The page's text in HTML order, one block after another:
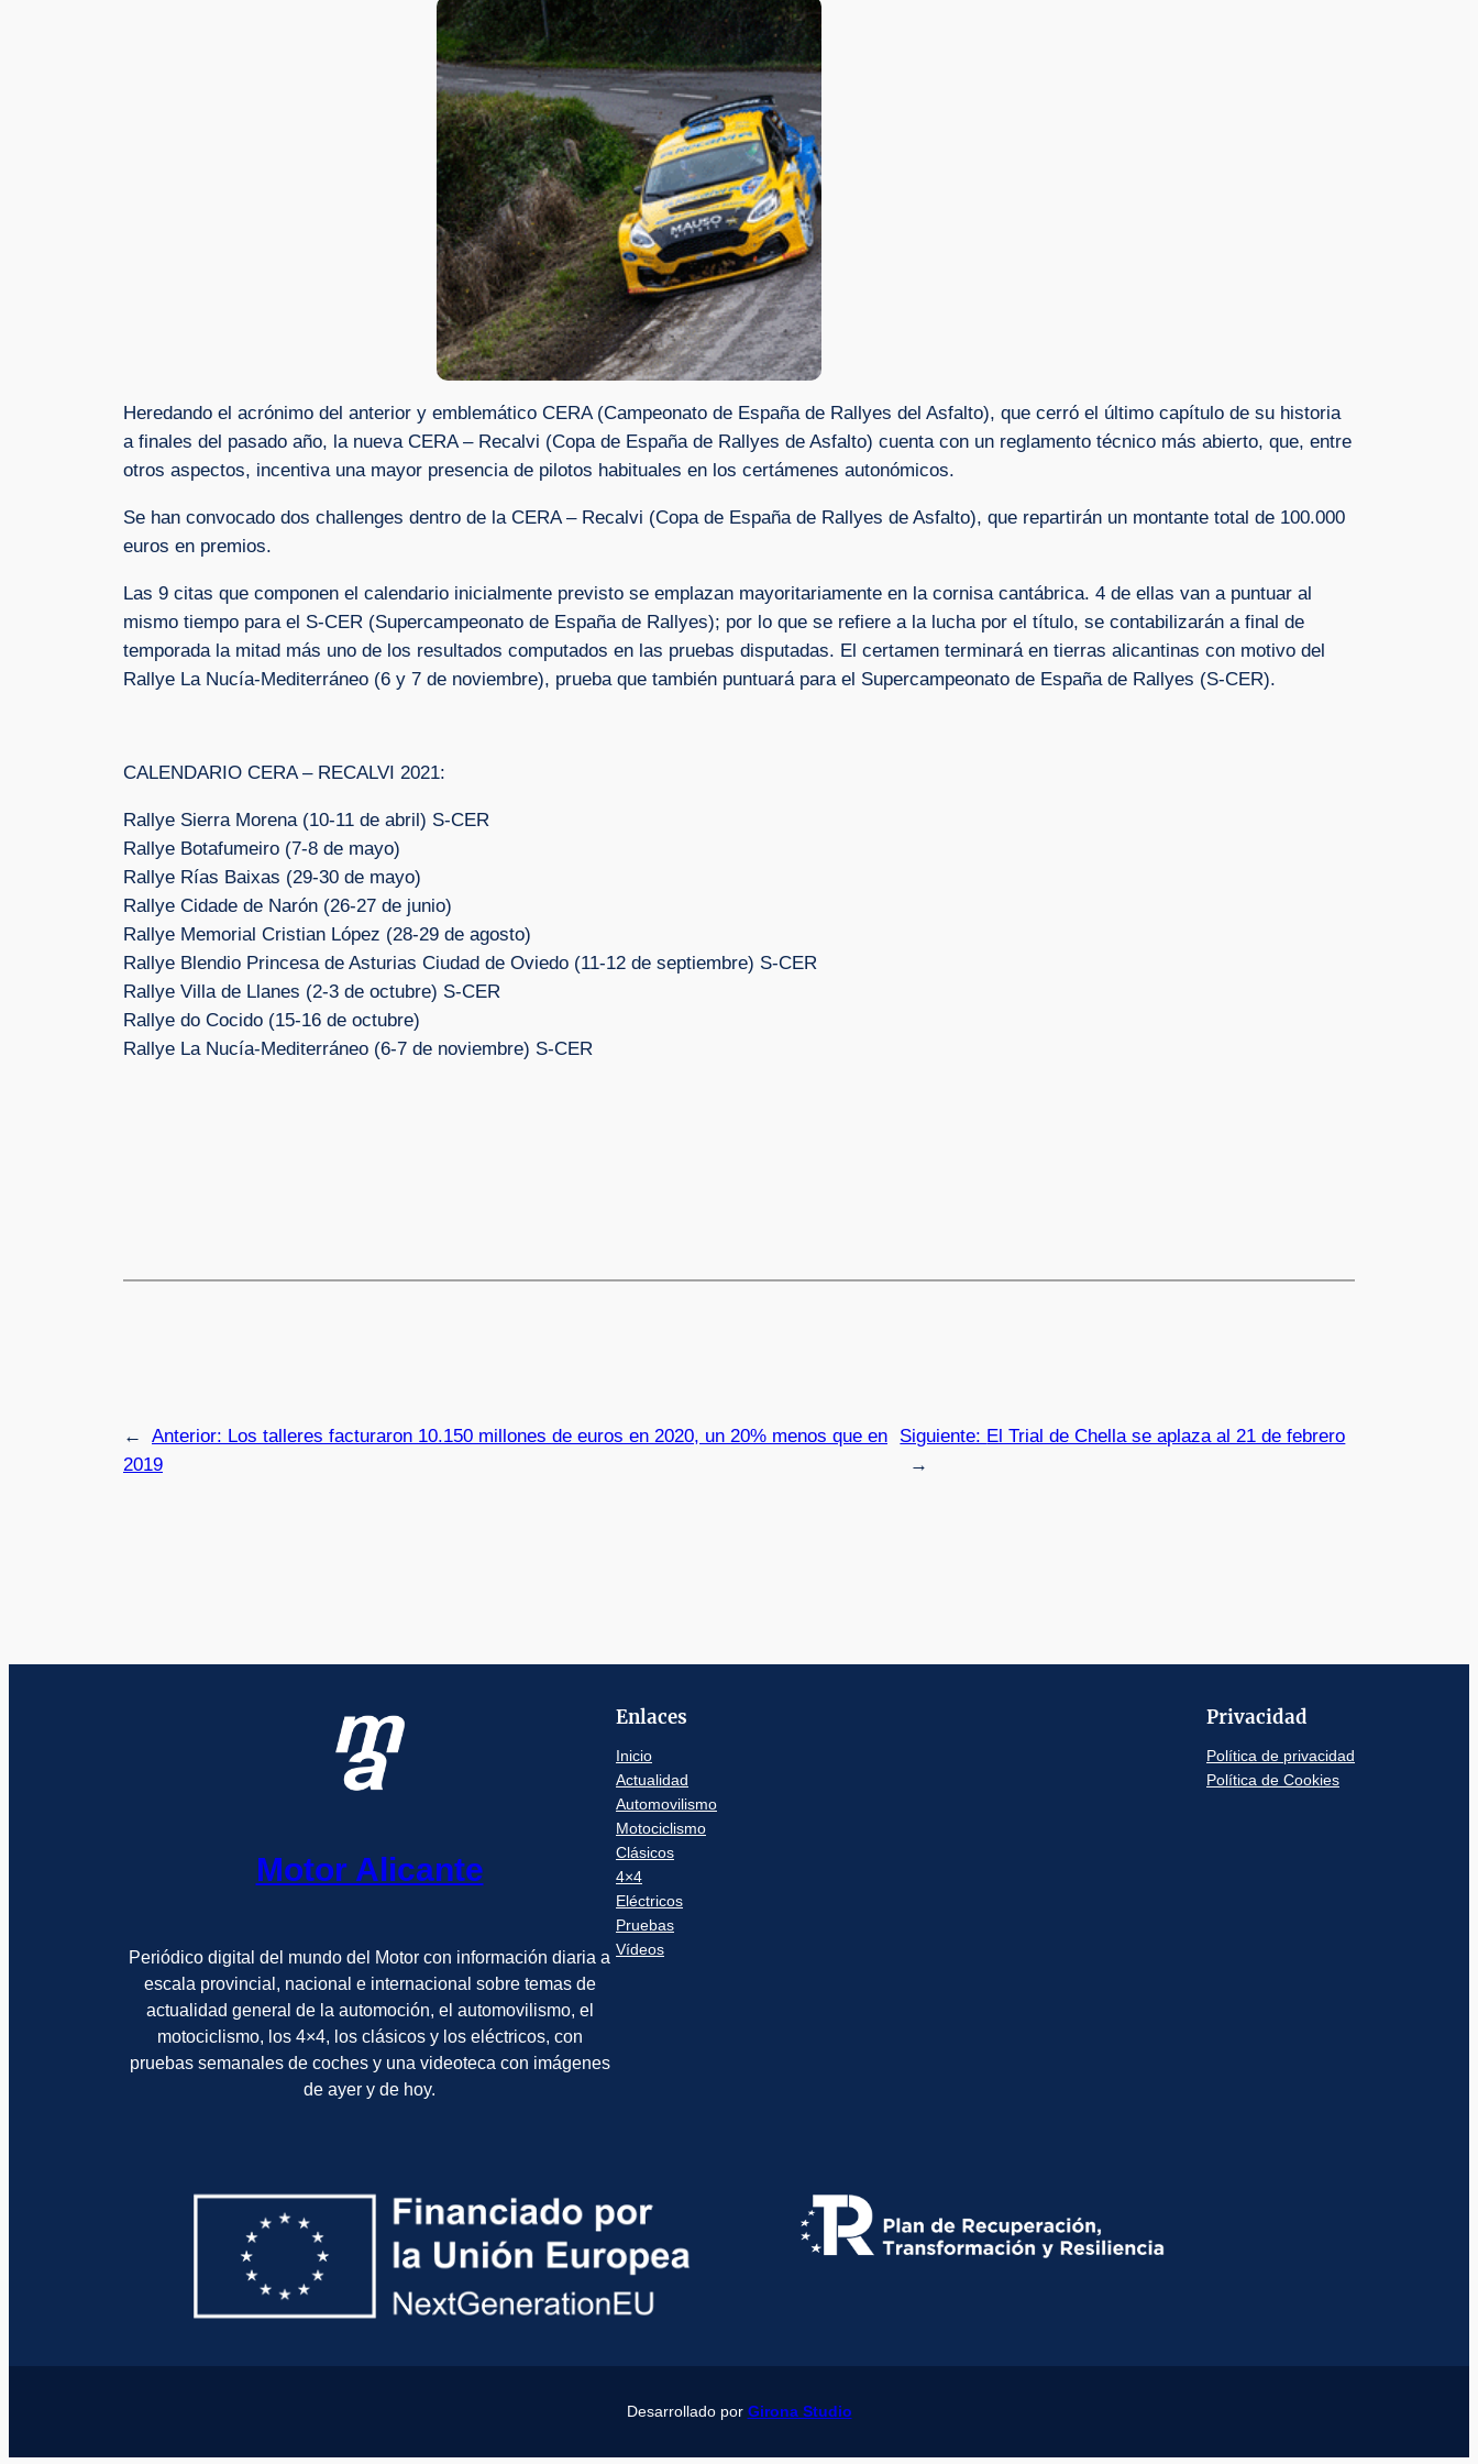
Heredando el acrónimo del anterior y emblemático CERA (Campeonato de España de Rallyes del Asfalto), que cerró el último capítulo de su historia
a finales del pasado año, la nueva CERA – Recalvi (Copa de España de Rallyes de Asfalto) cuenta con un reglamento técnico más abierto, que, entre
otros aspectos, incentiva una mayor presencia de pilotos habituales en los certámenes autonómicos.
Se han convocado dos challenges dentro de la CERA – Recalvi (Copa de España de Rallyes de Asfalto), que repartirán un montante total de 100.000
euros en premios.
Las 9 citas que componen el calendario inicialmente previsto se emplazan mayoritariamente en la cornisa cantábrica. 4 de ellas van a puntuar al
mismo tiempo para el S-CER (Supercampeonato de España de Rallyes); por lo que se refiere a la lucha por el título, se contabilizarán a final de
temporada la mitad más uno de los resultados computados en las pruebas disputadas. El certamen terminará en tierras alicantinas con motivo del
Rallye La Nucía-Mediterráneo (6 y 7 de noviembre), prueba que también puntuará para el Supercampeonato de España de Rallyes (S-CER).
CALENDARIO CERA – RECALVI 2021:
Rallye Sierra Morena (10-11 de abril) S-CER
Rallye Botafumeiro (7-8 de mayo)
Rallye Rías Baixas (29-30 de mayo)
Rallye Cidade de Narón (26-27 de junio)
Rallye Memorial Cristian López (28-29 de agosto)
Rallye Blendio Princesa de Asturias Ciudad de Oviedo (11-12 de septiembre) S-CER
Rallye Villa de Llanes (2-3 de octubre) S-CER
Rallye do Cocido (15-16 de octubre)
Rallye La Nucía-Mediterráneo (6-7 de noviembre) S-CER
← Anterior: Los talleres facturaron 10.150 millones de euros en 2020, un 20% menos que en
2019
Siguiente: El Trial de Chella se aplaza al 21 de febrero
→
Motor Alicante
Periódico digital del mundo del Motor con información diaria a
escala provincial, nacional e internacional sobre temas de
actualidad general de la automoción, el automovilismo, el
motociclismo, los 4×4, los clásicos y los eléctricos, con
pruebas semanales de coches y una videoteca con imágenes
de ayer y de hoy.
Enlaces
Inicio
Actualidad
Automovilismo
Motociclismo
Clásicos
4×4
Eléctricos
Pruebas
Vídeos
Privacidad
Política de privacidad
Política de Cookies
Desarrollado por Girona Studio